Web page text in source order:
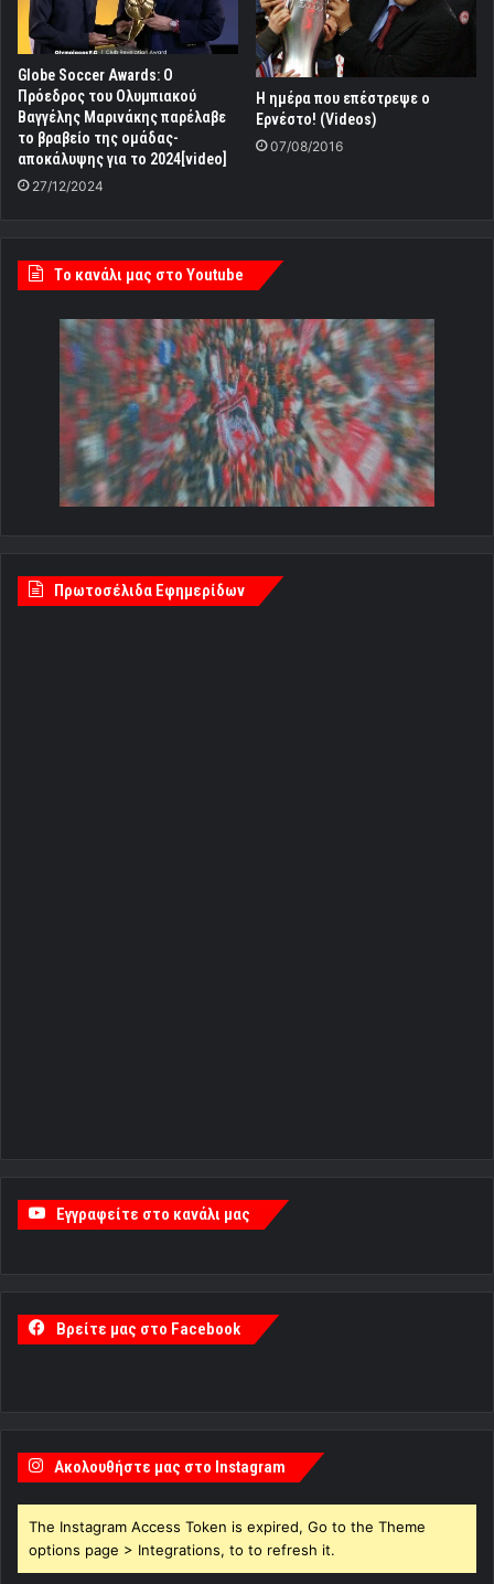
Globe Soccer Awards: Ο
Πρόεδρος του Ολυμπιακού
Βαγγέλης Μαρινάκης παρέλαβε
το βραβείο της ομάδας-
αποκάλυψης για το 2024[video]
27/12/2024
Η ημέρα που επέστρεψε ο
Ερνέστο! (Videos)
07/08/2016
Tο κανάλι μας στο Youtube
Πρωτοσέλιδα Εφημερίδων
Εγγραφείτε στο κανάλι μας
Βρείτε μας στο Facebook
Ακολουθήστε μας στο Instagram
The Instagram Access Token is expired, Go to the Theme
options page > Integrations, to to refresh it.